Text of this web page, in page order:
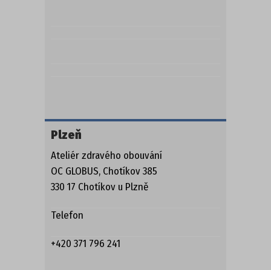
Plzeň
Ateliér zdravého obouvání
OC GLOBUS, Chotíkov 385
330 17 Chotíkov u Plzně
Telefon
+420 371 796 241